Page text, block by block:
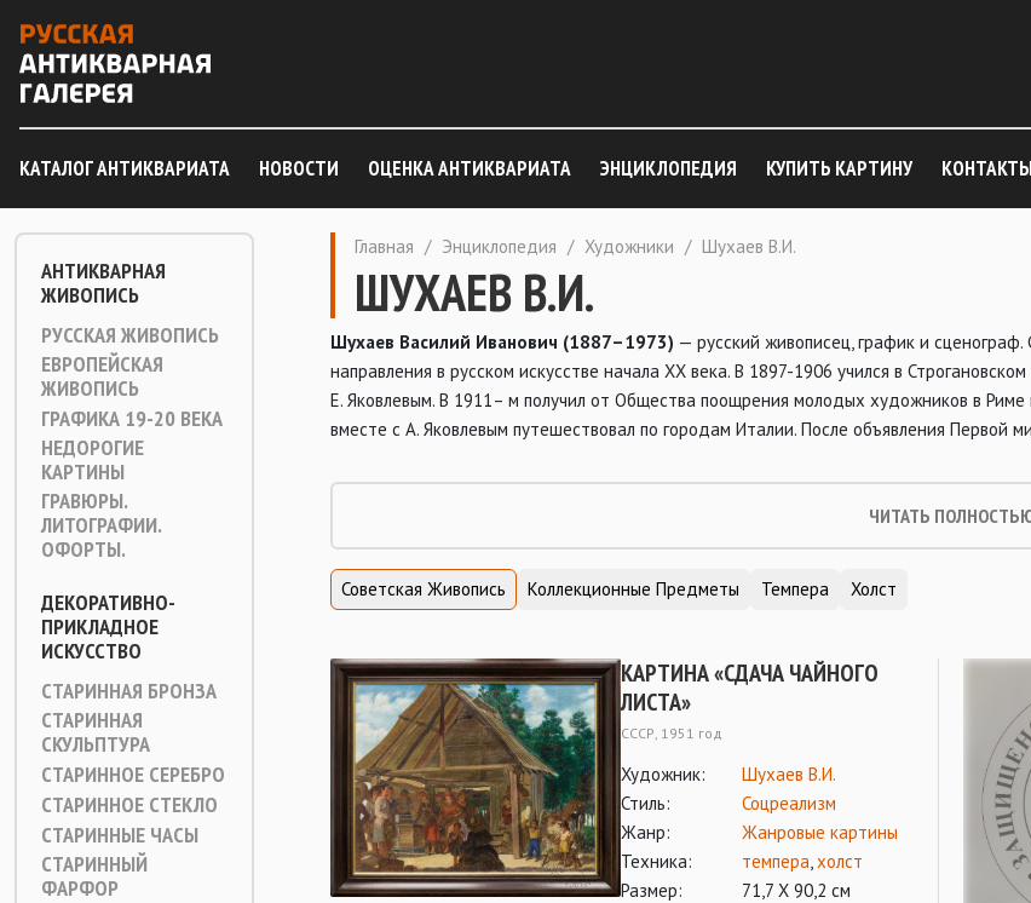
КАТАЛОГ АНТИКВАРИАТА НОВОСТИ ОЦЕНКА АНТИКВАРИАТА ЭНЦИКЛОПЕДИЯ КУПИТЬ КАРТИНУ КОНТАКТЫ
АНТИКВАРНАЯ
ЖИВОПИСЬ
РУССКАЯ ЖИВОПИСЬ
ЕВРОПЕЙСКАЯ
ЖИВОПИСЬ
ГРАФИКА 19-20 ВЕКА
НЕДОРОГИЕ
КАРТИНЫ
ГРАВЮРЫ.
ЛИТОГРАФИИ.
ОФОРТЫ.
ДЕКОРАТИВНО-
ПРИКЛАДНОЕ
ИСКУССТВО
СТАРИННАЯ БРОНЗА
СТАРИННАЯ
СКУЛЬПТУРА
СТАРИННОЕ СЕРЕБРО
СТАРИННОЕ СТЕКЛО
СТАРИННЫЕ ЧАСЫ
СТАРИННЫЙ
ФАРФОР
Главная / Энциклопедия / Художники / Шухаев В.И.
ШУХАЕВ В.И.
Шухаев Василий Иванович (1887–1973) — русский живописец, график и сценограф.
направления в русском искусстве начала ХХ века. В 1897-1906 учился в
Е. Яковлевым. В 1911– м получил от Общества поощрения молодых художников в
вместе с А. Яковлевым путешествовал по городам Италии. После объявления Первой
ЧИТАТЬ
Советская Живопись Коллекционные Предметы Темпера Холст
КАРТИНА «СДАЧА ЧАЙНОГО
ЛИСТА»
СССР, 1951 год
Художник:
Шухаев В.И.
Стиль:
Соцреализм
Жанр:
Жанровые картины
Техника:
темпера,холст
Размер:
71,7 Х 90,2 см